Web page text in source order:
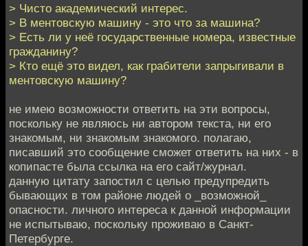
> Чисто академический интерес.
> В ментовскую машину - это что за машина?
> Есть ли у неё государственные номера, известные
гражданину?
> Кто ещё это видел, как грабители запрыгивали в
ментовскую машину?
не имею возможности ответить на эти вопросы,
поскольку не являюсь ни автором текста, ни его
знакомым, ни знакомым знакомого. полагаю,
писавший это сообщение сможет ответить на них - в
копипасте была ссылка на его сайт/журнал.
данную цитату запостил с целью предупредить
бывающих в том районе людей о _возможной_
опасности. личного интереса к данной информации
не испытываю, поскольку проживаю в Санкт-
Петербурге.